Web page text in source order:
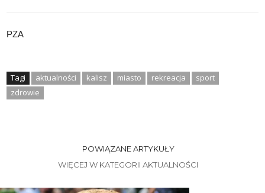
PZA
Tagi aktualności kalisz miasto rekreacja
sport
zdrowie
POWIĄZANE ARTYKUŁY
WIĘCEJ W KATEGORII AKTUALNOŚCI